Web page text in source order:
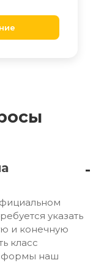
указать
и конечную
класс
формы наш